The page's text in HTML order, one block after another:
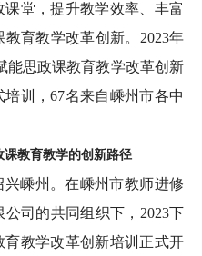
堂，提升教学效率、丰富
育教学改革创新。2023年
能思政课教育教学改革创新
训，67名来自嵊州市各中
教育教学的创新路径
兴嵊州。在嵊州市教师进修
司的共同组织下，2023下
教学改革创新培训正式开